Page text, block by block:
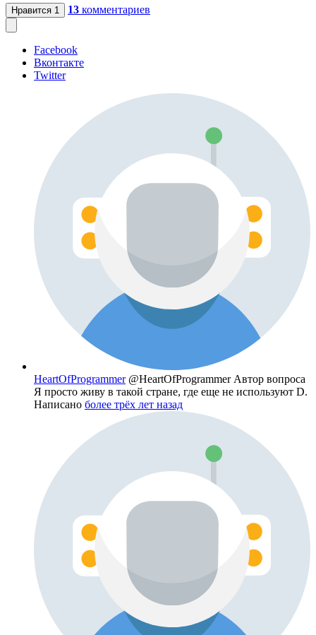
Нравится 1 13 комментариев
Facebook
Вконтакте
Twitter
HeartOfProgrammer @HeartOfProgrammer Автор вопроса
Я просто живу в такой стране, где еще не используют D.
Написано более трёх лет назад